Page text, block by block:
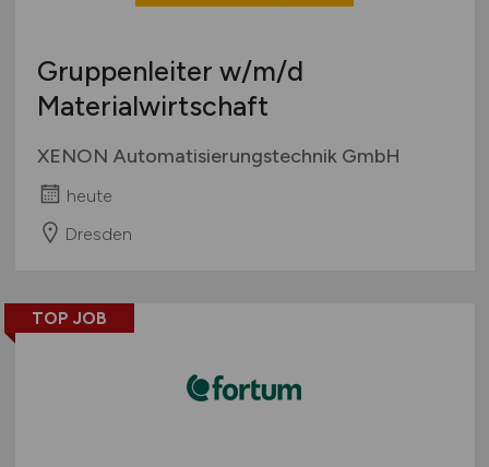
Gruppenleiter w/m/d
Materialwirtschaft
XENON Automatisierungstechnik GmbH
heute
Dresden
TOP JOB